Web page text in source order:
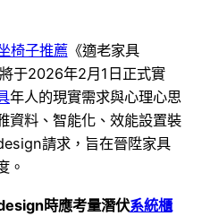
椅子推薦《適老家具
于2026年2月1日正式實
年人的現實需求與心理心思
資料、智能化、效能設置裝
請求，旨在晉陞家具
。
時應考量潛伏系統櫃